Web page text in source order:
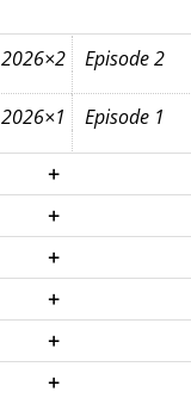
2026×2 Episode 2
2026×1 Episode 1
+
+
+
+
+
+